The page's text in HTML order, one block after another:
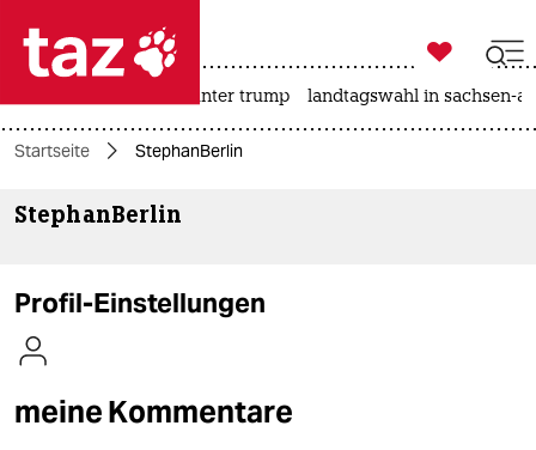
 taz zahl ich
taz zahl ich
themen
kultur

taz zahl ich
usa unter trump landtagswahl in sachsen-
Startseite StephanBerlin
StephanBerlin
Profil-Einstellungen
meine Kommentare